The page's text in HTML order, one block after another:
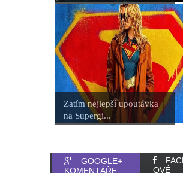
Zatím nejlepší upoutávka
na Supergi...
GOOGLE+
KOMENTÁŘE
OVÉ